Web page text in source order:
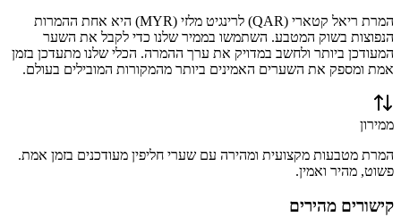
המרת ריאל קטארי (
QAR) לרינגיט מלזי (
MYR) היא אחת ההמרות
הנפוצות בשוק המטבע. השתמשו בממיר שלנו כדי לקבל את השער
המעודכן ביותר ולחשב במדויק את ערך ההמרה. הכלי שלנו מתעדכן בזמן
אמת ומספק את השערים האמינים ביותר מהמקורות המובילים בעולם.
ממירון
המרת מטבעות מקצועית ומהירה עם שערי חליפין מעודכנים בזמן אמת.
פשוט, מהיר ואמין.
קישורים מהירים